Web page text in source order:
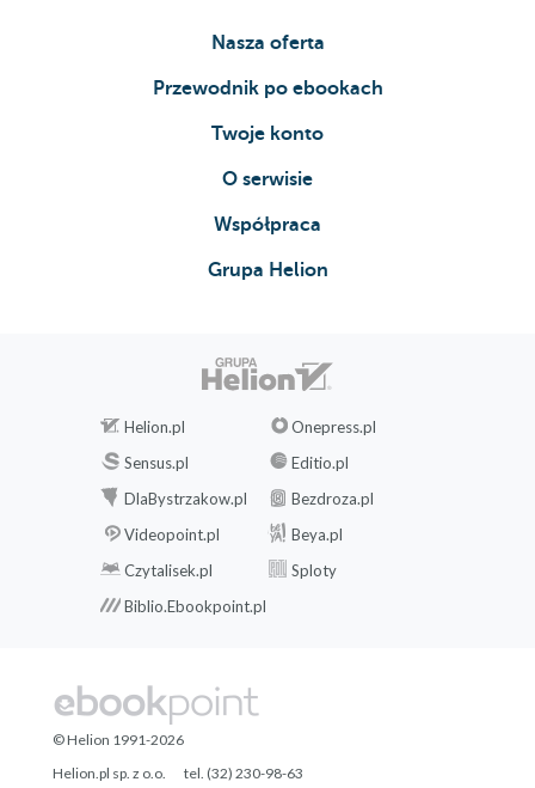
Nasza oferta
Przewodnik po ebookach
Twoje konto
O serwisie
Współpraca
Grupa Helion
Helion.pl
Onepress.pl
Sensus.pl
Editio.pl
DlaBystrzakow.pl
Bezdroza.pl
Videopoint.pl
Beya.pl
Czytalisek.pl
Sploty
Biblio.Ebookpoint.pl
© Helion 1991-2026
Helion.pl sp. z o.o.
tel. (32) 230-98-63